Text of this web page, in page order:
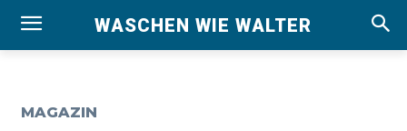
WASCHEN WIE WALTER
MAGAZIN